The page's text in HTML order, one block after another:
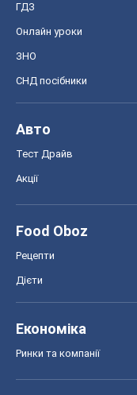
ГДЗ
Онлайн уроки
ЗНО
СНД посібники
Авто
Тест Драйв
Акції
Food Oboz
Рецепти
Дієти
Економіка
Ринки та компанії